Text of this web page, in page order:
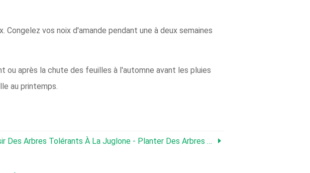
vos noix d'amande pendant une à deux semaines
ou après la chute des feuilles à l'automne avant les pluies
au printemps.
Arbres Tolérants À La Juglone - Planter Des Arbres Près Des Noyers Noirs